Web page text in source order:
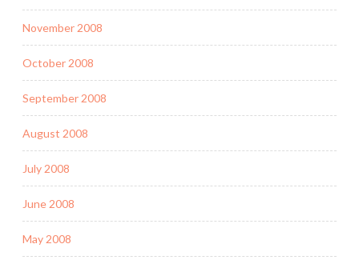
November 2008
October 2008
September 2008
August 2008
July 2008
June 2008
May 2008